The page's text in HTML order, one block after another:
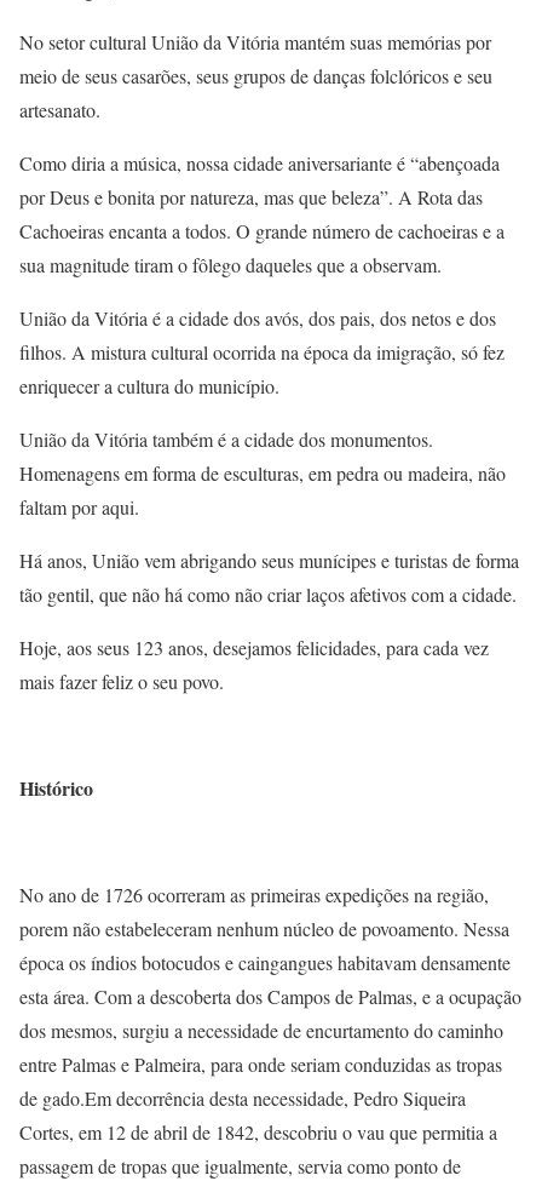
No setor cultural União da Vitória mantém suas memórias por
meio de seus casarões, seus grupos de danças folclóricos e seu
artesanato.
Como diria a música, nossa cidade aniversariante é “abençoada
por Deus e bonita por natureza, mas que beleza”. A Rota das
Cachoeiras encanta a todos. O grande número de cachoeiras e a
sua magnitude tiram o fôlego daqueles que a observam.
União da Vitória é a cidade dos avós, dos pais, dos netos e dos
filhos. A mistura cultural ocorrida na época da imigração, só fez
enriquecer a cultura do município.
União da Vitória também é a cidade dos monumentos.
Homenagens em forma de esculturas, em pedra ou madeira, não
faltam por aqui.
Há anos, União vem abrigando seus munícipes e turistas de forma
tão gentil, que não há como não criar laços afetivos com a cidade.
Hoje, aos seus 123 anos, desejamos felicidades, para cada vez
mais fazer feliz o seu povo.
Histórico
No ano de 1726 ocorreram as primeiras expedições na região,
porem não estabeleceram nenhum núcleo de povoamento. Nessa
época os índios botocudos e caingangues habitavam densamente
esta área. Com a descoberta dos Campos de Palmas, e a ocupação
dos mesmos, surgiu a necessidade de encurtamento do caminho
entre Palmas e Palmeira, para onde seriam conduzidas as tropas
de gado.Em decorrência desta necessidade, Pedro Siqueira
Cortes, em 12 de abril de 1842, descobriu o vau que permitia a
passagem de tropas que igualmente, servia como ponto de